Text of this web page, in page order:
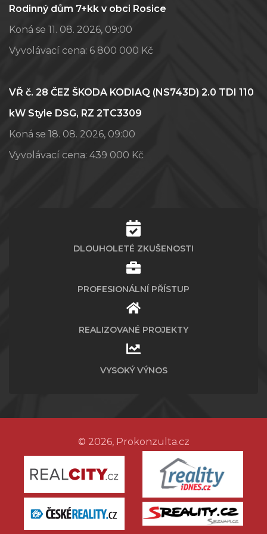
Rodinný dům 7+kk v obci Rosice
Koná se 11. 08. 2026, 09:00
Vyvolávací cena: 6 800 000 Kč
VŘ č. 28 ČEZ ŠKODA KODIAQ (NS743D) 2.0 TDI 110
kW Style DSG, RZ 2TC3309
Koná se 18. 08. 2026, 09:00
Vyvolávací cena: 439 000 Kč
DLOUHOLETÉ ZKUŠENOSTI
PROFESIONÁLNÍ PŘÍSTUP
REALIZOVANÉ PROJEKTY
VYSOKÝ VÝNOS
© 2026, Prokonzulta.cz